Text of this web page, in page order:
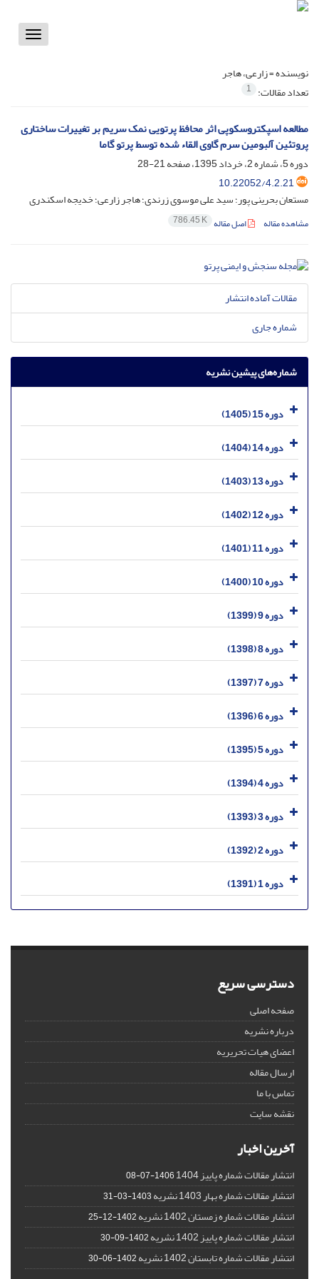
Toggle
نویسنده =زارعی، هاجر
تعداد مقالات: 1
مطالعه اسپکتروسکوپی اثر محافظ پرتویی نمک سریم بر تغییرات ساختاری
پروتئین آلبومین سرم گاوی القاء شده توسط پرتو گاما
دوره 5، شماره 2، خرداد 1395، صفحه
21-28
10.22052/4.2.21
مستعان بحرینی پور؛ سید علی موسوی زرندی؛ هاجر زارعی؛ خدیجه اسکندری
مشاهده مقاله اصل مقاله 786.45 K
مقالات آماده انتشار
شماره جاری
شماره‌های پیشین نشریه
دوره 15 (1405)
دوره 14 (1404)
دوره 13 (1403)
دوره 12 (1402)
دوره 11 (1401)
دوره 10 (1400)
دوره 9 (1399)
دوره 8 (1398)
دوره 7 (1397)
دوره 6 (1396)
دوره 5 (1395)
دوره 4 (1394)
دوره 3 (1393)
دوره 2 (1392)
دوره 1 (1391)
دسترسی سریع
صفحه اصلی
درباره نشریه
اعضای هیات تحریریه
ارسال مقاله
تماس با ما
نقشه سایت
آخرین اخبار
انتشار مقالات شماره پاییز 1404 1406-07-08
انتشار مقالات شماره بهار 1403 نشریه 1403-03-31
انتشار مقالات شماره زمستان 1402 نشریه 1402-12-25
انتشار مقالات شماره پاییز 1402 نشریه 1402-09-30
انتشار مقالات شماره تابستان 1402 نشریه 1402-06-30